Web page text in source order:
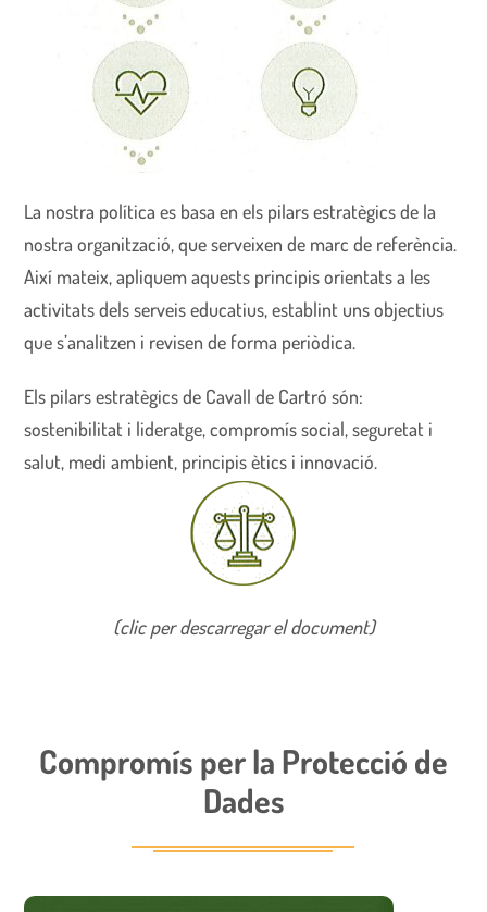
La nostra política es basa en els pilars estratègics de la
nostra organització, que serveixen de marc de referència.
Així mateix, apliquem aquests principis orientats a les
activitats dels serveis educatius, establint uns objectius
que s’analitzen i revisen de forma periòdica.
Els pilars estratègics de Cavall de Cartró són:
sostenibilitat i lideratge, compromís social, seguretat i
salut, medi ambient, principis ètics i innovació.
(clic per descarregar el document)
Compromís per la Protecció de
Dades